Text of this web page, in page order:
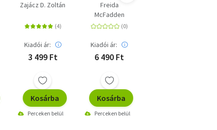
Zajácz D. Zoltán
Kiadói ár:
3 499 Ft
Kosárba
Perceken belül
Freida
McFadden
Kiadói ár:
6 490 Ft
Kosárba
Perceken belül